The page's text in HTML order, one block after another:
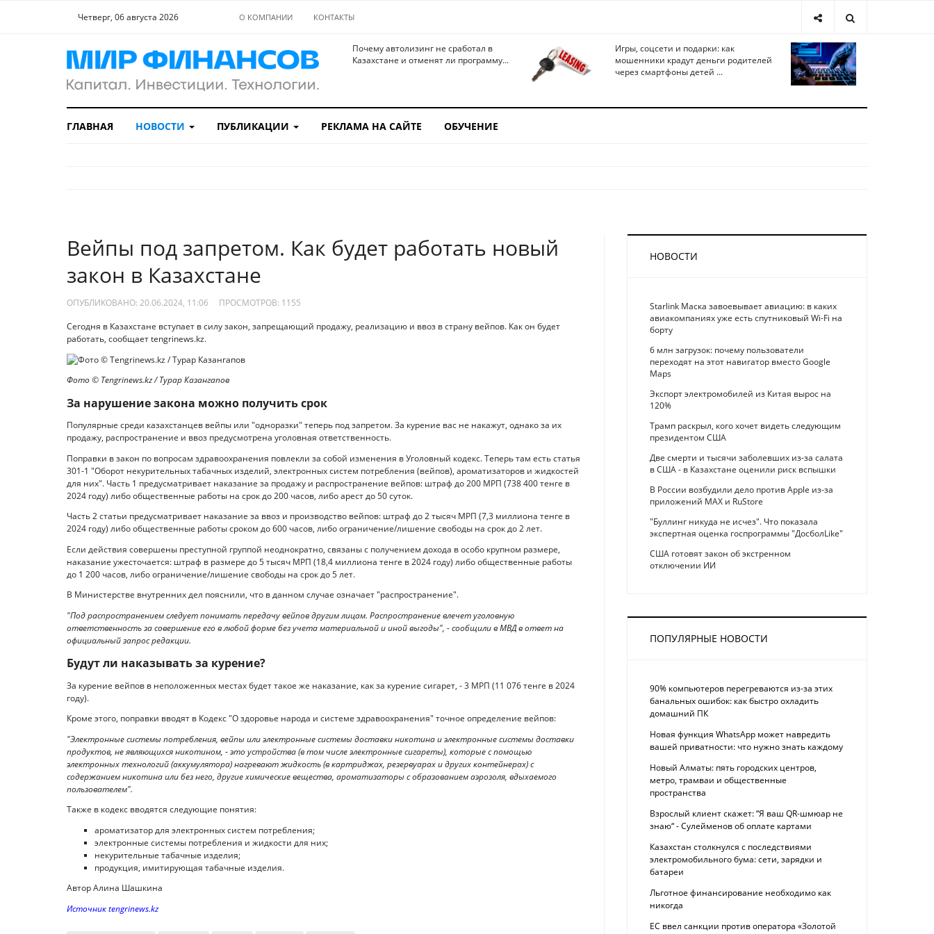
Четверг, 06 августа 2026 О КОМПАНИИ КОНТАКТЫ
Почему автолизинг не сработал в
Казахстане и отменят ли программу...
Игры, соцсети и подарки: как
мошенники крадут деньги родителей
через смартфоны детей ...
ГЛАВНАЯ НОВОСТИ ПУБЛИКАЦИИ РЕКЛАМА НА САЙТЕ ОБУЧЕНИЕ
Вейпы под запретом. Как будет работать новый
закон в Казахстане
ОПУБЛИКОВАНО: 20.06.2024, 11:06 ПРОСМОТРОВ: 1155
Сегодня в Казахстане вступает в силу закон, запрещающий продажу, реализацию и ввоз в страну вейпов. Как он будет
работать, сообщает tengrinews.kz.
Фото ©️ Tengrinews.kz / Турар Казангапов
За нарушение закона можно получить срок
Популярные среди казахстанцев вейпы или "одноразки" теперь под запретом. За курение вас не накажут, однако за их
продажу, распространение и ввоз предусмотрена уголовная ответственность.
Поправки в закон по вопросам здравоохранения повлекли за собой изменения в Уголовный кодекс. Теперь там есть статья
301-1 "Оборот некурительных табачных изделий, электронных систем потребления (вейпов), ароматизаторов и жидкостей
для них". Часть 1 предусматривает наказание за продажу и распространение вейпов: штраф до 200 МРП (738 400 тенге в
2024 году) либо общественные работы на срок до 200 часов, либо арест до 50 суток.
Часть 2 статьи предусматривает наказание за ввоз и производство вейпов: штраф до 2 тысяч МРП (7,3 миллиона тенге в
2024 году) либо общественные работы сроком до 600 часов, либо ограничение/лишение свободы на срок до 2 лет.
Если действия совершены преступной группой неоднократно, связаны с получением дохода в особо крупном размере,
наказание ужесточается: штраф в размере до 5 тысяч МРП (18,4 миллиона тенге в 2024 году) либо общественные работы
до 1 200 часов, либо ограничение/лишение свободы на срок до 5 лет.
В Министерстве внутренних дел пояснили, что в данном случае означает "распространение".
"Под распространением следует понимать передачу вейпов другим лицам. Распространение влечет уголовную
ответственность за совершение его в любой форме без учета материальной и иной выгоды", - сообщили в МВД в ответ на
официальный запрос редакции.
Будут ли наказывать за курение?
За курение вейпов в неположенных местах будет такое же наказание, как за курение сигарет, - 3 МРП (11 076 тенге в 2024
году).
Кроме этого, поправки вводят в Кодекс "О здоровье народа и системе здравоохранения" точное определение вейпов:
"Электронные системы потребления, вейпы или электронные системы доставки никотина и электронные системы доставки
продуктов, не являющихся никотином, - это устройства (в том числе электронные сигареты), которые с помощью
электронных технологий (аккумулятора) нагревают жидкость (в картриджах, резервуарах и других контейнерах) с
содержанием никотина или без него, другие химические вещества, ароматизаторы с образованием аэрозоля, вдыхаемого
пользователем".
Также в кодекс вводятся следующие понятия:
ароматизатор для электронных систем потребления;
электронные системы потребления и жидкости для них;
некурительные табачные изделия;
продукция, имитирующая табачные изделия.
Автор Алина Шашкина
Источник tengrinews.kz
НОВОСТИ
Starlink Маска завоевывает авиацию: в каких
авиакомпаниях уже есть спутниковый Wi-Fi на
борту
6 млн загрузок: почему пользователи
переходят на этот навигатор вместо Google
Maps
Экспорт электромобилей из Китая вырос на
120%
Трамп раскрыл, кого хочет видеть следующим
президентом США
Две смерти и тысячи заболевших из-за салата
в США - в Казахстане оценили риск вспышки
В России возбудили дело против Apple из-за
приложений MAX и RuStore
"Буллинг никуда не исчез". Что показала
экспертная оценка госпрограммы "ДосболLike"
США готовят закон об экстренном
отключении ИИ
ПОПУЛЯРНЫЕ НОВОСТИ
90% компьютеров перегреваются из-за этих
банальных ошибок: как быстро охладить
домашний ПК
Новая функция WhatsApp может навредить
вашей приватности: что нужно знать каждому
Новый Алматы: пять городских центров,
метро, трамваи и общественные
пространства
Взрослый клиент скажет: “Я ваш QR-шмюар не
знаю“ - Сулейменов об оплате картами
Казахстан столкнулся с последствиями
электромобильного бума: сети, зарядки и
батареи
Льготное финансирование необходимо как
никогда
ЕС ввел санкции против оператора «Золотой